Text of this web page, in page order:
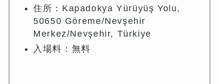
住所：Kapadokya Yürüyüş Yolu,
50650 Göreme/Nevşehir
Merkez/Nevşehir, Türkiye
入場料：無料